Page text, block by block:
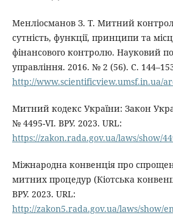
Менліосманов З. Т. Митний
сутність, функції, принципи та
фінансового контролю. Науковий
управління. 2016. № 2 (56). С.
http://www.scientificview.umsf.in.ua/
Митний кодекс України: Закон
№ 4495-VI. ВРУ. 2023. URL:
https://zakon.rada.gov.ua/laws/show/
Міжнародна конвенція про
митних процедур (Кіотська
ВРУ. 2023. URL:
http://zakon5.rada.gov.ua/laws/show/